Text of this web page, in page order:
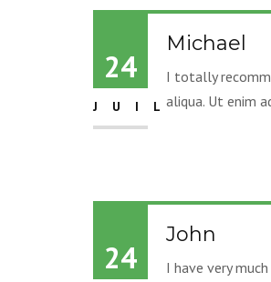
24
JUIL
Michael
I totally
aliqua. Ut enim
24
John
I have very